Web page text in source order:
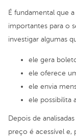
É fundamental que
importantes para o
investigar algumas
ele gera
ele oferece
ele envia
ele possibilita
Depois de
preço é acessível